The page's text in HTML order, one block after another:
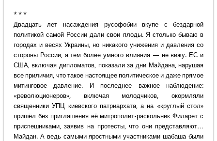
* * *
Двадцать лет насаждения русофобии вкупе с бездарной
политикой самой России дали свои плоды. Я столько бываю в
городах и весях Украины, но никакого унижения и давления со
стороны России, а тем более умного влияния — не вижу. ЕС и
США, включая дипломатов, показали за дни Майдана, нарушая
все приличия, что такое настоящее политическое и даже прямое
митинговое давление. И последнее важное наблюдение:
«революционеров», включая молодчиков, окормляли
священники УПЦ киевского патриархата, а на «круглый стол»
пришёл без приглашения её митрополит-раскольник Филарет с
приспешниками, заявив на протесты, что они представляют…
Майдан. А ведь самыми яростными участниками шабаша были